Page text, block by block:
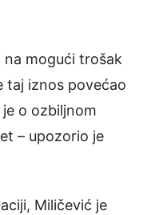
na mogući trošak
taj iznos povećao
je o ozbiljnom
– upozorio je
Miličević je